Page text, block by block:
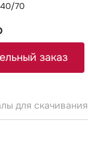
40/70
заказ
для скачивания